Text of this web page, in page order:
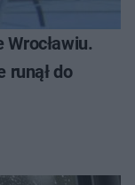
Wrocławiu.
runął do